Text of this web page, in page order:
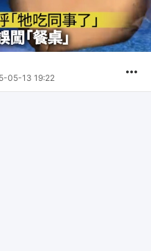
05-13 19:22